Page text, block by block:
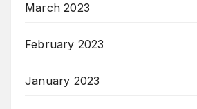
March 2023
February 2023
January 2023